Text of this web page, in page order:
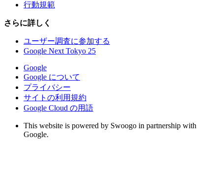
行動規範
さらに詳しく
ユーザー調査に参加する
Google Next Tokyo 25
Google
Google について
プライバシー
サイトの利用規約
Google Cloud の用語
This website is powered by Swoogo in partnership with
Google.